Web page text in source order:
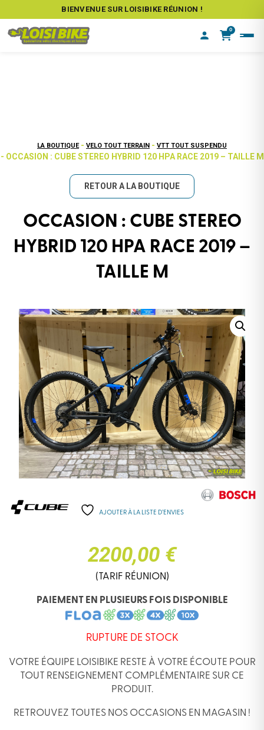
BIENVENUE SUR LOISIBIKE RÉUNION !
0
LA BOUTIQUE - VELO TOUT TERRAIN - VTT TOUT SUSPENDU
- OCCASION : CUBE STEREO HYBRID 120 HPA RACE 2019 – TAILLE M
RETOUR A LA BOUTIQUE
OCCASION : CUBE STEREO
HYBRID 120 HPA RACE 2019 –
TAILLE M
AJOUTER À LA LISTE D’ENVIES
2200,00 €
(TARIF RÉUNION)
PAIEMENT EN PLUSIEURS FOIS DISPONIBLE
RUPTURE DE STOCK
VOTRE ÉQUIPE LOISIBIKE RESTE À VOTRE ÉCOUTE POUR
TOUT RENSEIGNEMENT COMPLÉMENTAIRE SUR CE
PRODUIT.
RETROUVEZ TOUTES NOS OCCASIONS EN MAGASIN !